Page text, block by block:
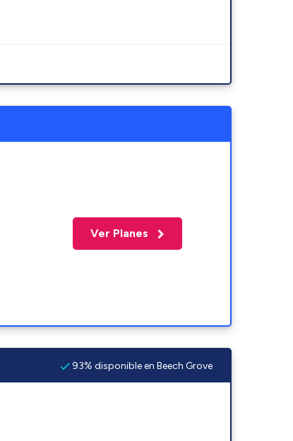
Ver Planes
93% disponible en Beech Grove